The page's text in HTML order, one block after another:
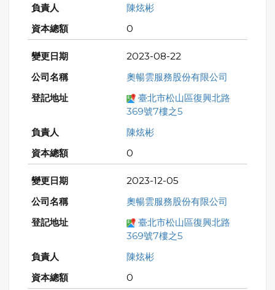
陳炫彬
0
2023-08-22
奧暢雲服務股份有限公司
臺北市松山區復興北路
369號7樓之5
陳炫彬
0
2023-12-05
奧暢雲服務股份有限公司
臺北市松山區復興北路
369號7樓之5
陳炫彬
0